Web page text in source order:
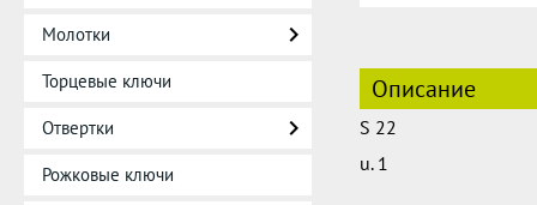
Молотки
Торцевые ключи
Отвертки
Рожковые ключи
Описание
S 22
u. 1